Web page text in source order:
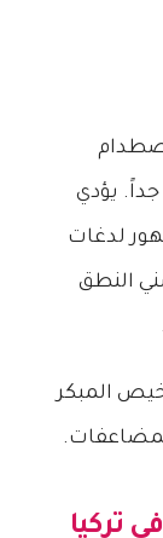
يؤدي
لدغات
النطق
المبكر
تركيا